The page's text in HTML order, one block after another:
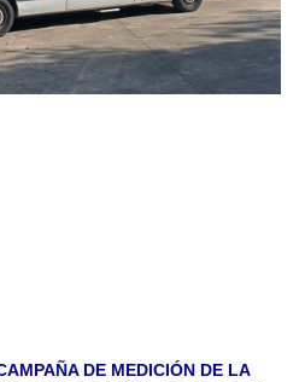
DE MEDICIÓN DE LA